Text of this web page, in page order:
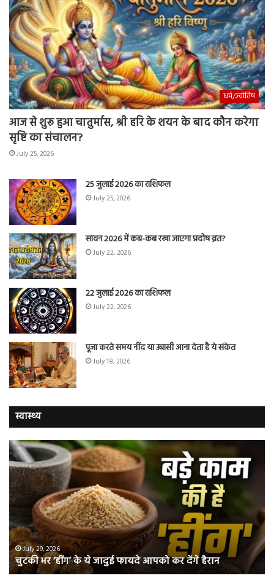
धर्म/ज्योतिष
आज से शुरू हुआ चातुर्मास, श्री हरि के शयन के बाद कौन करेगा
सृष्टि का संचालन?
July 25, 2026
25 जुलाई 2026 का राशिफल
July 25, 2026
सावन 2026 में कब-कब रखा जाएगा प्रदोष व्रत?
July 22, 2026
22 जुलाई 2026 का राशिफल
July 22, 2026
पूजा करते समय नींद या उबासी आना देता है ये संकेत
July 18, 2026
स्वास्थ्य
चुटकी
भर
‘हींग’
के
ये
फायदे
आपको
कर
देंगे
हैरान
July 29, 2026
चुटकी भर ‘हींग’ के ये जादुई फायदे आपको कर देंगे हैरान
भी
हो
हैं